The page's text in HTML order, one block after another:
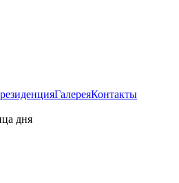
ГалереяКонтакты
дня